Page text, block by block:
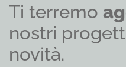
Ti terremo
nostri
novità.